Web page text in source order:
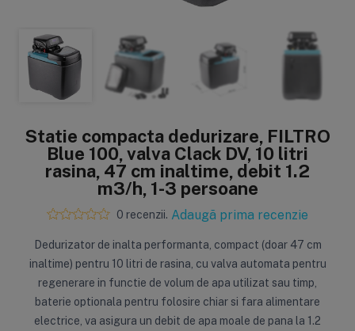
Filtre cu purjare
(16)
Filtre pentru duș
(8)
Dozatoare
(7)
Sisteme economice
(8)
Carcase
Carcase
(8)
Seturi
Statie compacta dedurizare, FILTRO
Blue 100, valva Clack DV, 10 litri
rasina, 47 cm inaltime, debit 1.2
m3/h, 1-3 persoane
0 recenzii. Adaugă prima recenzie
Dedurizator de inalta performanta, compact (doar 47 cm
inaltime) pentru 10 litri de rasina, cu valva automata pentru
regenerare in functie de volum de apa utilizat sau timp,
baterie optionala pentru folosire chiar si fara alimentare
electrice, va asigura un debit de apa moale de pana la 1.2